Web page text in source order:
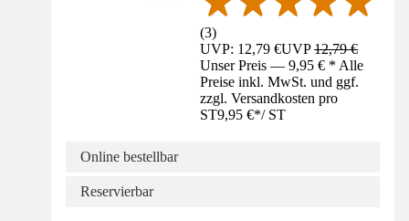
(3)
UVP: 12,79 €UVP12,79 €
Unser Preis — 9,95 € * Alle
Preise inkl. MwSt. und ggf.
zzgl. Versandkosten pro
ST9,95 €*/ ST
Online bestellbar
Reservierbar